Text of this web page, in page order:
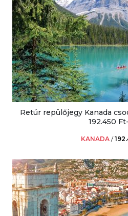
Retúr repülőjegy Kanada
192.450
KANADA /